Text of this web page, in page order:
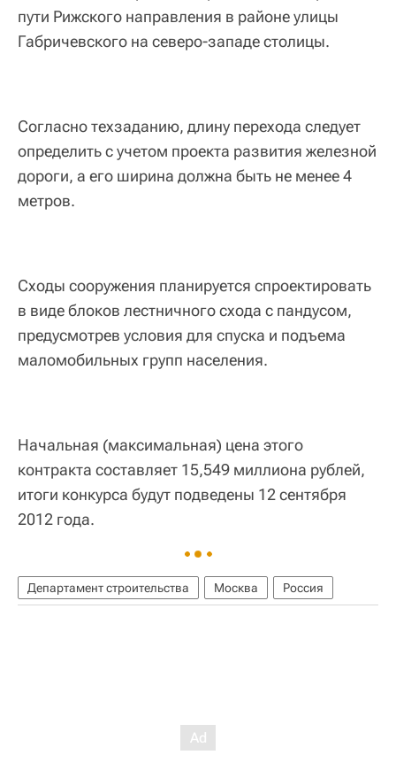
пути Рижского направления в районе улицы
Габричевского на северо-западе столицы.
Согласно техзаданию, длину перехода следует
определить с учетом проекта развития железной
дороги, а его ширина должна быть не менее 4
метров.
Сходы сооружения планируется спроектировать
в виде блоков лестничного схода с пандусом,
предусмотрев условия для спуска и подъема
маломобильных групп населения.
Начальная (максимальная) цена этого
контракта составляет 15,549 миллиона рублей,
итоги конкурса будут подведены 12 сентября
2012 года.
Департамент строительства Москва Россия